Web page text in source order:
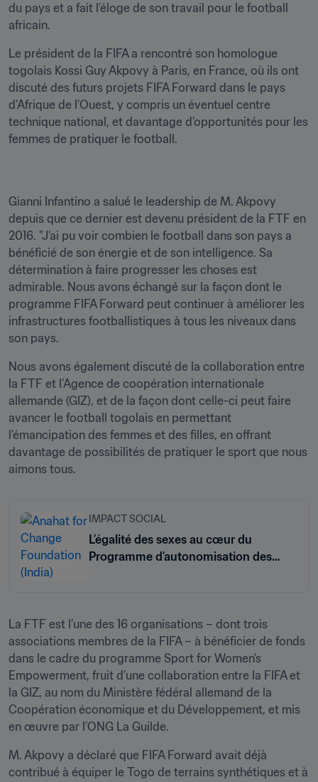
du pays et a fait l’éloge de son travail pour le football
africain.
Le président de la FIFA a rencontré son homologue
togolais Kossi Guy Akpovy à Paris, en France, où ils ont
discuté des futurs projets FIFA Forward dans le pays
d’Afrique de l’Ouest, y compris un éventuel centre
technique national, et davantage d’opportunités pour les
femmes de pratiquer le football.
Gianni Infantino a salué le leadership de M. Akpovy
depuis que ce dernier est devenu président de la FTF en
2016. "J’ai pu voir combien le football dans son pays a
bénéficié de son énergie et de son intelligence. Sa
détermination à faire progresser les choses est
admirable. Nous avons échangé sur la façon dont le
programme FIFA Forward peut continuer à améliorer les
infrastructures footballistiques à tous les niveaux dans
son pays.
Nous avons également discuté de la collaboration entre
la FTF et l’Agence de coopération internationale
allemande (GIZ), et de la façon dont celle-ci peut faire
avancer le football togolais en permettant
l’émancipation des femmes et des filles, en offrant
davantage de possibilités de pratiquer le sport que nous
aimons tous.
IMPACT SOCIAL
L’égalité des sexes au cœur du
Programme d’autonomisation des
La FTF est l’une des 16 organisations – dont trois
associations membres de la FIFA – à bénéficier de fonds
dans le cadre du programme Sport for Women's
Empowerment, fruit d’une collaboration entre la FIFA et
la GIZ, au nom du Ministère fédéral allemand de la
Coopération économique et du Développement, et mis
en œuvre par l’ONG La Guilde.
M. Akpovy a déclaré que FIFA Forward avait déjà
contribué à équiper le Togo de terrains synthétiques et à